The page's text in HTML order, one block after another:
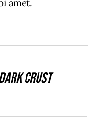
amet.
Crust